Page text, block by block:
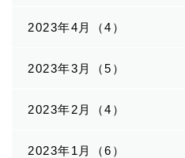
2023年4月（4）
2023年3月（5）
2023年2月（4）
2023年1月（6）